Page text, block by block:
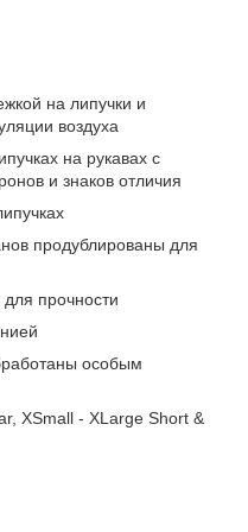
на липучки и
воздуха
на рукавах с
и знаков отличия
продублированы для
для прочности
особым
XSmall - XLarge Short &